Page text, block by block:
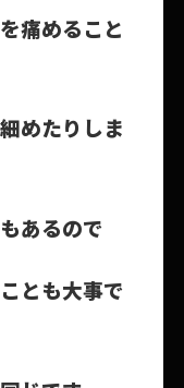
痛めること
めたりしま
あるので
とも大事で